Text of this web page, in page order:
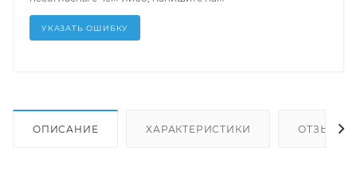
УКАЗАТЬ ОШИБКУ
ОПИСАНИЕ ХАРАКТЕРИСТИКИ ОТЗЫВЫ